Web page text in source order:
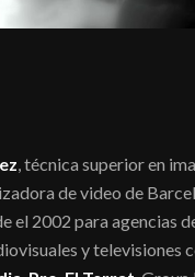
, técnica superior en
de video de
el 2002 para agencias
y televisiones